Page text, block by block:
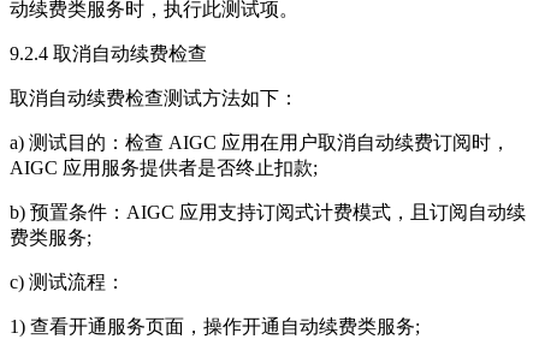
动续费类服务时，执行此测试项。
9.2.4 取消自动续费检查
取消自动续费检查测试方法如下：
a) 测试目的：检查 AIGC 应用在用户取消自动续费订阅时，
AIGC 应用服务提供者是否终止扣款;
b) 预置条件：AIGC 应用支持订阅式计费模式，且订阅自动续
费类服务;
c) 测试流程：
1) 查看开通服务页面，操作开通自动续费类服务;